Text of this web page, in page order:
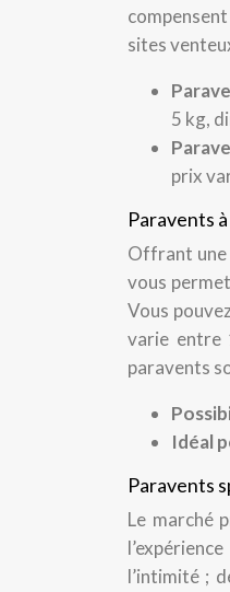
sites
5 kg,
prix
Paravents
Offrant une
vous
Vous
varie entre
paravents
Idéal
Paravents
Le marché
l’intimité ;